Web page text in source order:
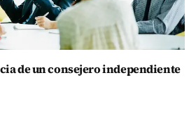
de un consejero independiente